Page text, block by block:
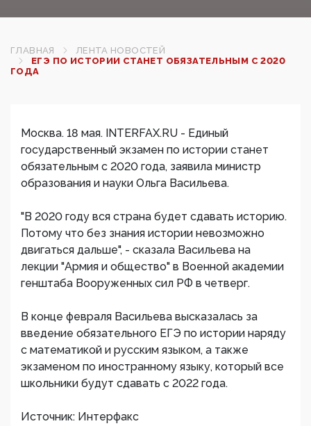
ГЛАВНАЯ
ЛЕНТА НОВОСТЕЙ
ЕГЭ ПО ИСТОРИИ СТАНЕТ ОБЯЗАТЕЛЬНЫМ С 2020
ГОДА
Москва. 18 мая. INTERFAX.RU - Единый
государственный экзамен по истории станет
обязательным с 2020 года, заявила министр
образования и науки Ольга Васильева.
"В 2020 году вся страна будет сдавать историю.
Потому что без знания истории невозможно
двигаться дальше", - сказала Васильева на
лекции "Армия и общество" в Военной академии
генштаба Вооруженных сил РФ в четверг.
В конце февраля Васильева высказалась за
введение обязательного ЕГЭ по истории наряду
с математикой и русским языком, а также
экзаменом по иностранному языку, который все
школьники будут сдавать с 2022 года.
Источник: Интерфакс